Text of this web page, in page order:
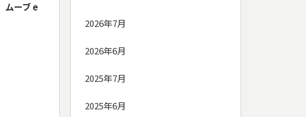
ムーブ e
2026年7月
2026年6月
2025年7月
2025年6月